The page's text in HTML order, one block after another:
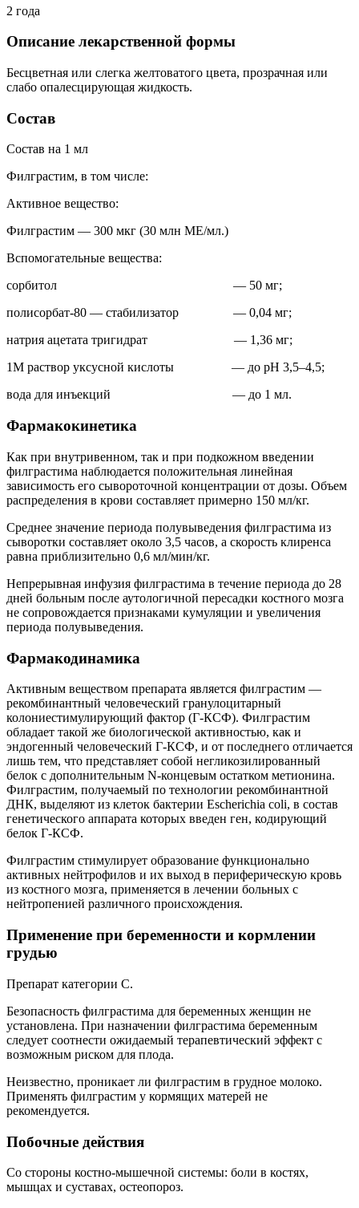
2 года
Описание лекарственной формы
Бесцветная или слегка желтоватого цвета, прозрачная или
слабо опалесцирующая жидкость.
Состав
Состав на 1 мл
Филграстим, в том числе:
Активное вещество:
Филграстим — 300 мкг (30 млн МЕ/мл.)
Вспомогательные вещества:
сорбитол — 50 мг;
полисорбат-80 — стабилизатор — 0,04 мг;
натрия ацетата тригидрат — 1,36 мг;
1М раствор уксусной кислоты — до pH 3,5–4,5;
вода для инъекций — до 1 мл.
Фармакокинетика
Как при внутривенном, так и при подкожном введении
филграстима наблюдается положительная линейная
зависимость его сывороточной концентрации от дозы. Объем
распределения в крови составляет примерно 150 мл/кг.
Среднее значение периода полувыведения филграстима из
сыворотки составляет около 3,5 часов, а скорость клиренса
равна приблизительно 0,6 мл/мин/кг.
Непрерывная инфузия филграстима в течение периода до 28
дней больным после аутологичной пересадки костного мозга
не сопровождается признаками кумуляции и увеличения
периода полувыведения.
Фармакодинамика
Активным веществом препарата является филграстим —
рекомбинантный человеческий гранулоцитарный
колониестимулирующий фактор (Г-КСФ). Филграстим
обладает такой же биологической активностью, как и
эндогенный человеческий Г-КСФ, и от последнего отличается
лишь тем, что представляет собой негликозилированный
белок с дополнительным N-концевым остатком метионина.
Филграстим, получаемый по технологии рекомбинантной
ДНК, выделяют из клеток бактерии Escherichia coli, в состав
генетического аппарата которых введен ген, кодирующий
белок Г-КСФ.
Филграстим стимулирует образование функционально
активных нейтрофилов и их выход в периферическую кровь
из костного мозга, применяется в лечении больных с
нейтропенией различного происхождения.
Применение при беременности и кормлении
грудью
Препарат категории С.
Безопасность филграстима для беременных женщин не
установлена. При назначении филграстима беременным
следует соотнести ожидаемый терапевтический эффект с
возможным риском для плода.
Неизвестно, проникает ли филграстим в грудное молоко.
Применять филграстим у кормящих матерей не
рекомендуется.
Побочные действия
Со стороны костно-мышечной системы: боли в костях,
мышцах и суставах, остеопороз.